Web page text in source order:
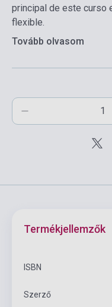
principal de este curso
flexible.
Tovább olvasom
Termékjellemzők
ISBN
Szerző